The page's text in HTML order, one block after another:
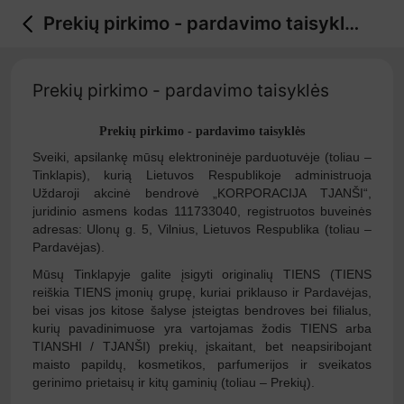
Prekių pirkimo - pardavimo taisyklės
Prekių pirkimo - pardavimo taisyklės
Prekių pirkimo - pardavimo taisyklės
Sveiki, apsilankę mūsų elektroninėje parduotuvėje (toliau –
Tinklapis), kurią Lietuvos Respublikoje administruoja
Uždaroji akcinė bendrovė „KORPORACIJA TJANŠI“,
juridinio asmens kodas 111733040, registruotos buveinės
adresas: Ulonų g. 5, Vilnius, Lietuvos Respublika (toliau –
Pardavėjas).
Mūsų Tinklapyje galite įsigyti originalių TIENS (TIENS
reiškia TIENS įmonių grupę, kuriai priklauso ir Pardavėjas,
bei visas jos kitose šalyse įsteigtas bendroves bei filialus,
kurių pavadinimuose yra vartojamas žodis TIENS arba
TIANSHI / TJANŠI) prekių, įskaitant, bet neapsiribojant
maisto papildų, kosmetikos, parfumerijos ir sveikatos
gerinimo prietaisų ir kitų gaminių (toliau – Prekių).